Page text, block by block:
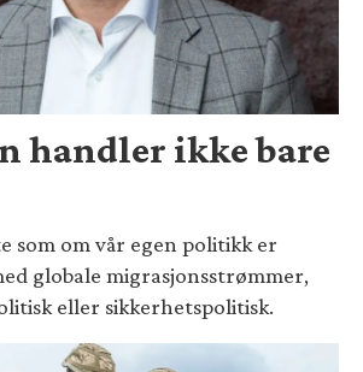
handler ikke bare
som om vår egen politikk er
globale migrasjonsstrømmer,
eller sikkerhetspolitisk.